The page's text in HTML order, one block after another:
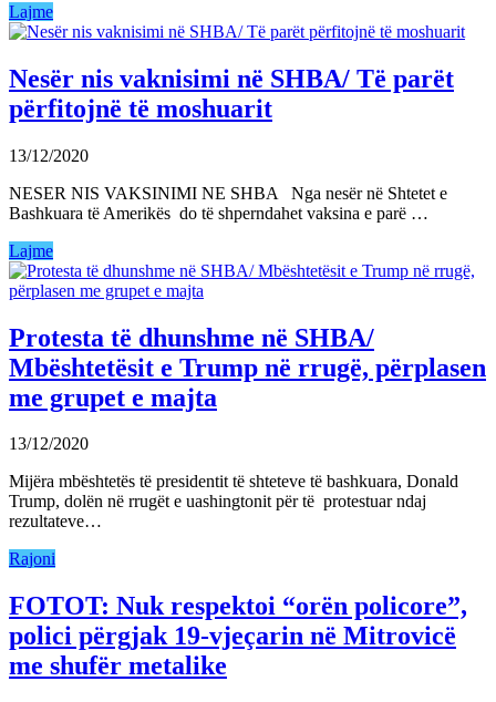
Lajme
Nesër nis vaknisimi në SHBA/ Të parët
përfitojnë të moshuarit
13/12/2020
NESER NIS VAKSINIMI NE SHBA Nga nesër në Shtetet e
Bashkuara të Amerikës do të shperndahet vaksina e parë …
Lajme
Protesta të dhunshme në SHBA/
Mbështetësit e Trump në rrugë, përplasen
me grupet e majta
13/12/2020
Mijëra mbështetës të presidentit të shteteve të bashkuara, Donald
Trump, dolën në rrugët e uashingtonit për të protestuar ndaj
rezultateve…
Rajoni
FOTOT: Nuk respektoi “orën policore”,
polici përgjak 19-vjeçarin në Mitrovicë
me shufër metalike